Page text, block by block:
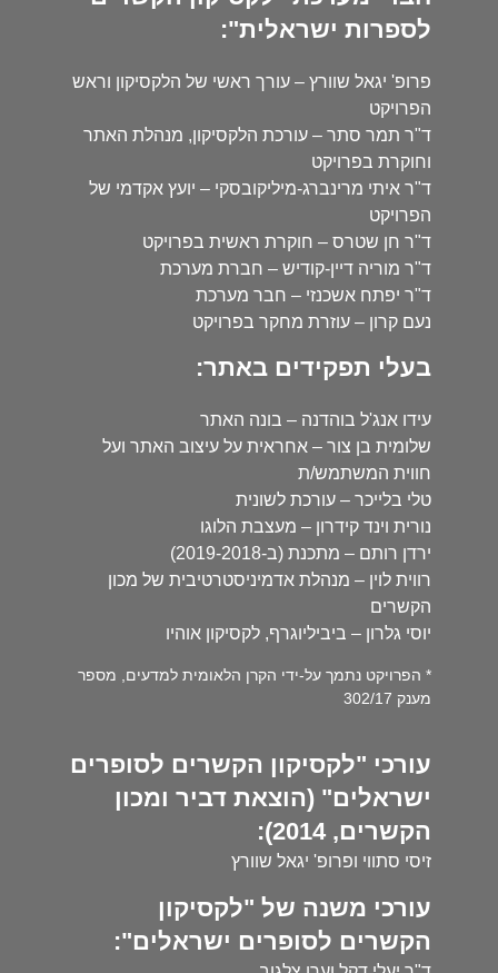
לספרות ישראלית":
פרופ' יגאל שוורץ – עורך ראשי של הלקסיקון וראש
הפרויקט
ד"ר תמר סתר – עורכת הלקסיקון, מנהלת האתר
וחוקרת בפרויקט
ד"ר איתי מרינברג-מיליקובסקי – יועץ אקדמי של
הפרויקט
ד"ר חן שטרס – חוקרת ראשית בפרויקט
ד"ר מוריה דיין-קודיש – חברת מערכת
ד"ר יפתח אשכנזי – חבר מערכת
נעם קרון – עוזרת מחקר בפרויקט
בעלי תפקידים באתר:
עידו אנג'ל בוהדנה – בונה האתר
שלומית בן צור – אחראית על עיצוב האתר ועל
חווית המשתמש/ת
טלי בלייכר – עורכת לשונית
נורית וינד קידרון – מעצבת הלוגו
ירדן רותם – מתכנת (ב-2019-2018)
רווית לוין – מנהלת אדמיניסטרטיבית של מכון
הקשרים
יוסי גלרון – ביביליוגרף, לקסיקון אוהיו
* הפרויקט נתמך על-ידי הקרן הלאומית למדעים, מספר
מענק 302/17
עורכי "לקסיקון הקשרים לסופרים
ישראלים" (הוצאת דביר ומכון
הקשרים, 2014):
זיסי סתווי ופרופ' יגאל שוורץ
עורכי משנה של "לקסיקון
הקשרים לסופרים ישראלים":